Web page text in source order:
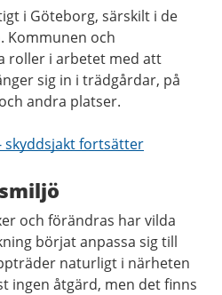
i Göteborg, särskilt i de
Kommunen och
roller i arbetet med att
sig in i trädgårdar, på
andra platser.
skyddsjakt fortsätter
och förändras har vilda
börjat anpassa sig till
naturligt i närheten
ingen åtgärd, men det finns